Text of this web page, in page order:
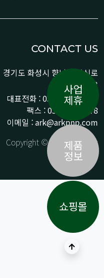
CONTACT US
경기도 화성시 향남읍 상신로
290-13
대표전화 : 031-359-9776 /
팩스 : 031-359-9778
이메일 : ark@arkpnp.com
Copyright © ARK All Rights
Reserved.
상단으로
사업
제휴
제품
정보
쇼핑몰